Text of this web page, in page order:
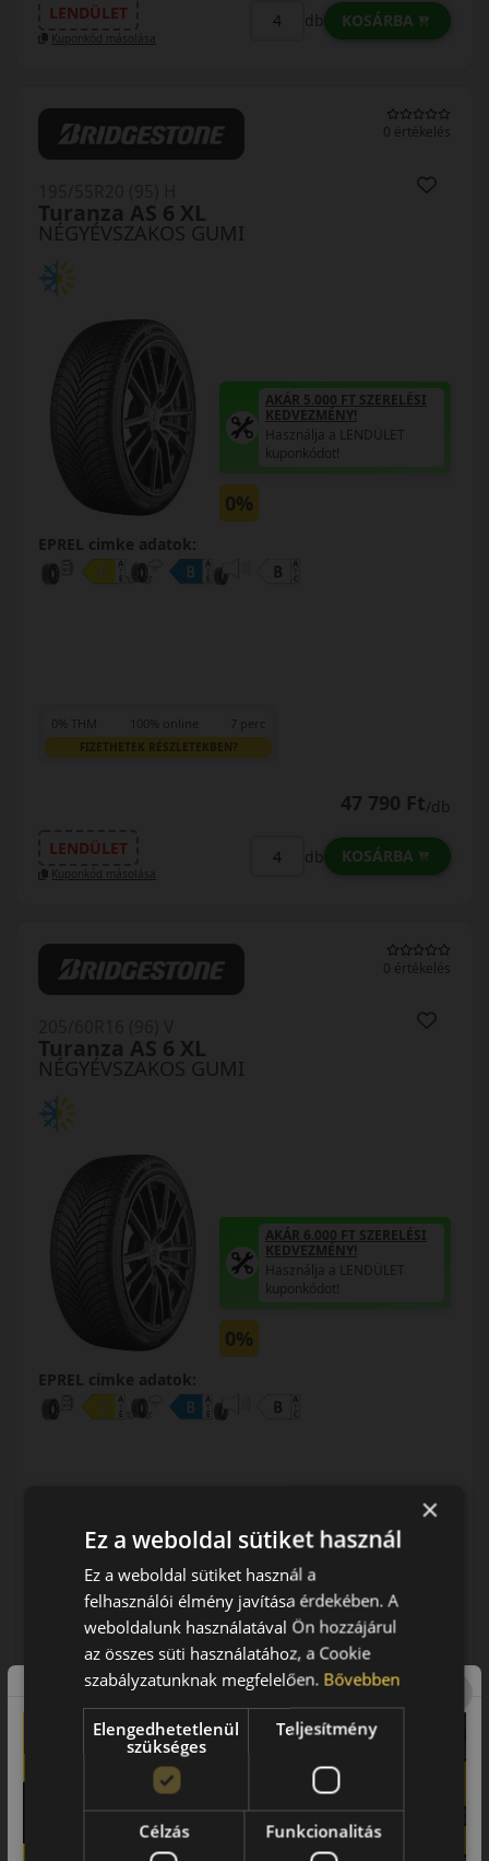
LENDÜLET
Kuponkód másolása
db KOSÁRBA
0 értékelés
NÉGYÉVSZAKOS GUMI
Turanza AS 6 XL
AKÁR 5.000 FT SZERELÉSI
KEDVEZMÉNY!
Használja a LENDÜLET
kuponkódot!
0%
EPREL cimke adatok:
0% THM 100% online 7 perc
FIZETHETEK RÉSZLETEKBEN?
47 790 Ft/db
LENDÜLET
Kuponkód másolása
db KOSÁRBA
0 értékelés
NÉGYÉVSZAKOS GUMI
Turanza AS 6 XL
AKÁR 6.000 FT SZERELÉSI
KEDVEZMÉNY!
Használja a LENDÜLET
kuponkódot!
0%
EPREL cimke adatok:
FIZETHETEK RÉSZLETEKBEN?
48 190 Ft
LENDÜLET
Kuponkód másolása
db KOSÁRBA
×
Ez a weboldal sütiket használ
Ez a weboldal sütiket használ a
felhasználói élmény javítása érdekében. A
weboldalunk használatával Ön hozzájárul
az összes süti használatához, a Cookie
szabályzatunknak megfelelően. Bővebben
Elengedhetetlenül
szükséges
Teljesítmény
Célzás Funkcionalitás